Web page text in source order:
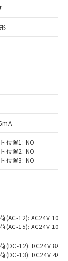
位置1: NO
位置2: NO
位置3: NO
(AC-12): AC24V 10A/
(AC-15): AC24V
(DC-12): DC24V 8A/
(DC-13): DC24V 4A/
質）の
商品で
のある